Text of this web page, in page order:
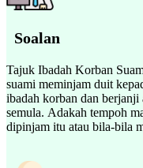
Soalan
Tajuk Ibadah Korban
suami meminjam duit
ibadah korban dan
semula. Adakah tempoh
dipinjam itu atau bila-bila